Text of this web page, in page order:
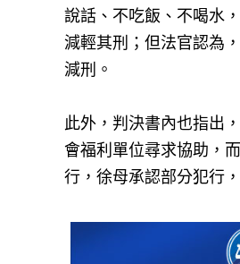
說話、不吃飯、不喝水
減輕其刑；但法官認為
減刑。
此外，判決書內也指出
會福利單位尋求協助，
行，徐母承認部分犯行